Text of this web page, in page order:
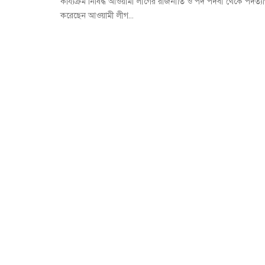
করেছেন আওয়ামী লীগ...